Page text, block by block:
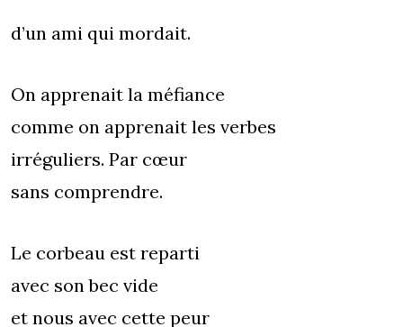
d’un ami qui mordait.
On apprenait la méfiance
comme on apprenait les verbes
irréguliers. Par cœur
sans comprendre.
Le corbeau est reparti
avec son bec vide
et nous avec cette peur